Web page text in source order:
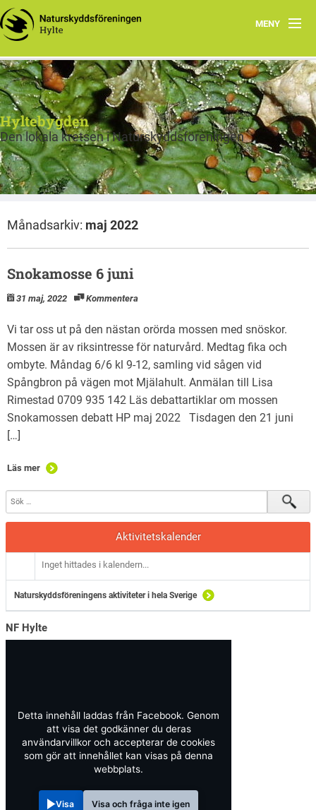
MENY
Hem
Program
Om Hylte kretsen
Skog
Fräsch på riktigt
Hyltebygden
Den lokala kretsen i Naturskyddsföreningen
Månadsarkiv: maj 2022
Snokamosse 6 juni
31 maj, 2022 Kommentera
Vi tar oss ut på den nästan orörda mossen med snöskor.
Mossen är av riksintresse för naturvård. Medtag fika och
ombyte. Måndag 6/6 kl 9-12, samling vid sågen vid
Spångbron på vägen mot Mjälahult. Anmälan till Lisa
Rimestad 0709 935 142 Läs debattartiklar om mossen
Snokamossen debatt HP maj 2022 Tisdagen den 21 juni
[…]
Läs mer
Aktivitetskalender
Inget hittades i kalendern...
Naturskyddsföreningens aktiviteter i hela Sverige
NF Hylte
Detta innehåll laddas från Facebook. Genom
att visa det godkänner du deras
användarvillkor och accepterar de cookies
som gör att innehållet kan visas på denna
webbplats.
Visa Visa och fråga inte igen